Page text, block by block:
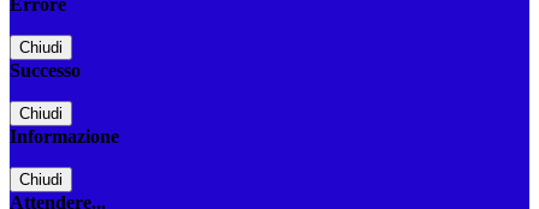
Errore
Chiudi
Successo
Chiudi
Informazione
Chiudi
Attendere...